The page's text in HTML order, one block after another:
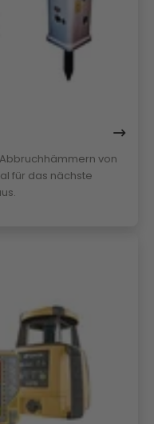
von
für das nächste